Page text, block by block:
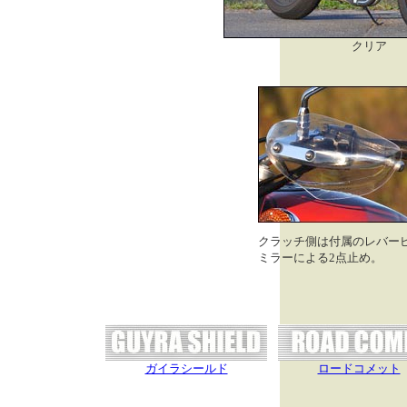
クリア
クラッチ側は付属のレバー
ミラーによる2点止め。
ガイラシールド ロードコメット